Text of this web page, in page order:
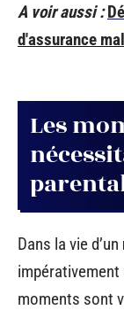
A voir aussi :
d'assurance
Les
Dans la vie d’un
impérativement
moments sont